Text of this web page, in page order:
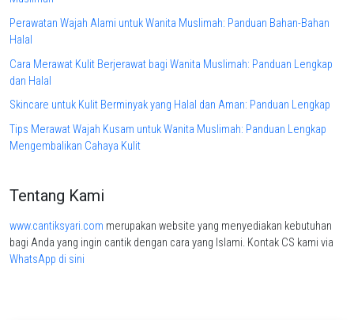
Perawatan Wajah Alami untuk Wanita Muslimah: Panduan Bahan-Bahan
Halal
Cara Merawat Kulit Berjerawat bagi Wanita Muslimah: Panduan Lengkap
dan Halal
Skincare untuk Kulit Berminyak yang Halal dan Aman: Panduan Lengkap
Tips Merawat Wajah Kusam untuk Wanita Muslimah: Panduan Lengkap
Mengembalikan Cahaya Kulit
Tentang Kami
www.cantiksyari.com merupakan website yang menyediakan kebutuhan
bagi Anda yang ingin cantik dengan cara yang Islami. Kontak CS kami via
WhatsApp di sini